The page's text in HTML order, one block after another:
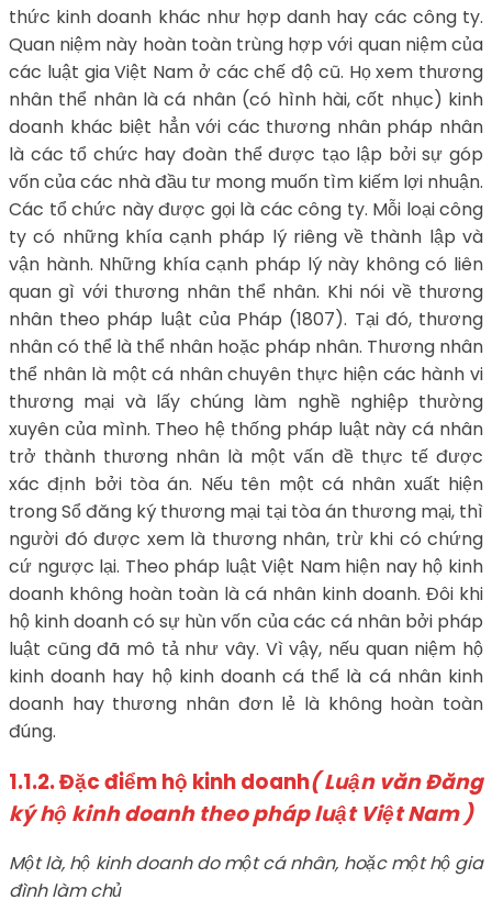
thức kinh doanh khác như hợp danh hay các công ty.
Quan niệm này hoàn toàn trùng hợp với quan niệm của
các luật gia Việt Nam ở các chế độ cũ. Họ xem thương
nhân thể nhân là cá nhân (có hình hài, cốt nhục) kinh
doanh khác biệt hẳn với các thương nhân pháp nhân
là các tổ chức hay đoàn thể được tạo lập bởi sự góp
vốn của các nhà đầu tư mong muốn tìm kiếm lợi nhuận.
Các tổ chức này được gọi là các công ty. Mỗi loại công
ty có những khía cạnh pháp lý riêng về thành lập và
vận hành. Những khía cạnh pháp lý này không có liên
quan gì với thương nhân thể nhân. Khi nói về thương
nhân theo pháp luật của Pháp (1807). Tại đó, thương
nhân có thể là thể nhân hoặc pháp nhân. Thương nhân
thể nhân là một cá nhân chuyên thực hiện các hành vi
thương mại và lấy chúng làm nghề nghiệp thường
xuyên của mình. Theo hệ thống pháp luật này cá nhân
trở thành thương nhân là một vấn đề thực tế được
xác định bởi tòa án. Nếu tên một cá nhân xuất hiện
trong Sổ đăng ký thương mại tại tòa án thương mại, thì
người đó được xem là thương nhân, trừ khi có chứng
cứ ngược lại. Theo pháp luật Việt Nam hiện nay hộ kinh
doanh không hoàn toàn là cá nhân kinh doanh. Đôi khi
hộ kinh doanh có sự hùn vốn của các cá nhân bởi pháp
luật cũng đã mô tả như vây. Vì vậy, nếu quan niệm hộ
kinh doanh hay hộ kinh doanh cá thể là cá nhân kinh
doanh hay thương nhân đơn lẻ là không hoàn toàn
đúng.
1.1.2. Đặc điểm hộ kinh doanh( Luận văn Đăng
ký hộ kinh doanh theo pháp luật Việt Nam )
Một là, hộ kinh doanh do một cá nhân, hoặc một hộ gia
đình làm chủ